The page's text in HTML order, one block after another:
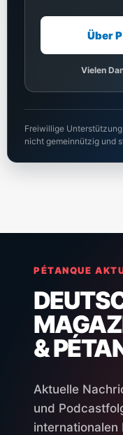
Über
Vielen
Freiwillige
nicht gemeinnützig und
PÉTANQUE
&
Aktuelle
und
internationalen